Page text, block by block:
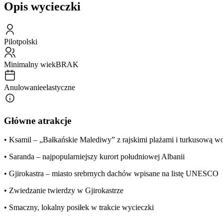
Opis wycieczki
Pilotpolski
Minimalny wiekBRAK
Anulowanieelastyczne
Główne atrakcje
• Ksamil – „Bałkańskie Malediwy” z rajskimi plażami i turkusową
• Saranda – najpopularniejszy kurort południowej Albanii
• Gjirokastra – miasto srebrnych dachów wpisane na listę UNESCO
• Zwiedzanie twierdzy w Gjirokastrze
• Smaczny, lokalny posiłek w trakcie wycieczki